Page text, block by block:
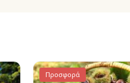
Προσφορά